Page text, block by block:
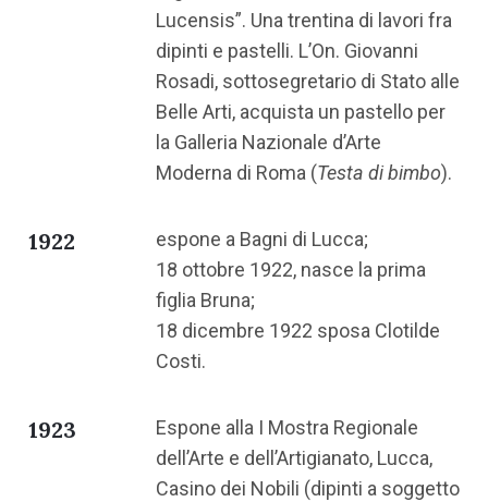
Lucensis”. Una trentina di lavori fra
dipinti e pastelli. L’On. Giovanni
Rosadi, sottosegretario di Stato alle
Belle Arti, acquista un pastello per
la Galleria Nazionale d’Arte
Moderna di Roma (Testa di bimbo).
1922
espone a Bagni di Lucca;
18 ottobre 1922, nasce la prima
figlia Bruna;
18 dicembre 1922 sposa Clotilde
Costi.
1923
Espone alla I Mostra Regionale
dell’Arte e dell’Artigianato, Lucca,
Casino dei Nobili (dipinti a soggetto